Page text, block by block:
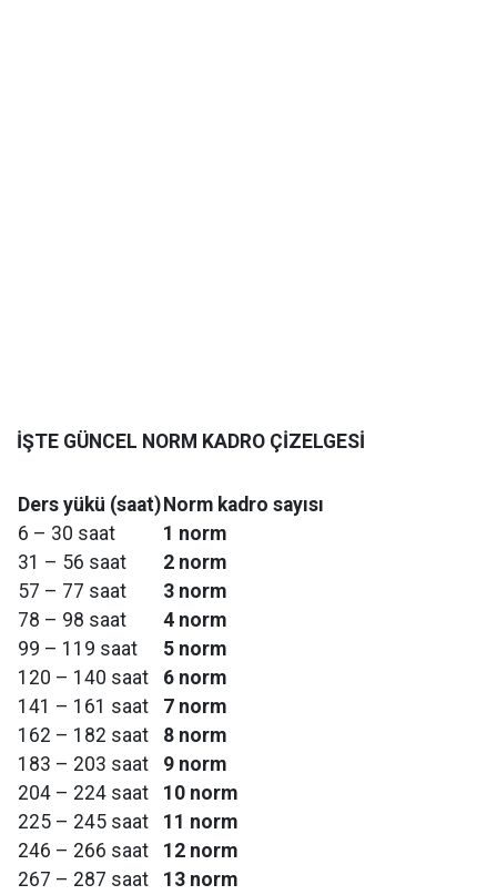
İŞTE GÜNCEL NORM KADRO ÇİZELGESİ
Ders yükü (saat) Norm kadro sayısı
6 – 30 saat
1 norm
31 – 56 saat
2 norm
57 – 77 saat
3 norm
78 – 98 saat
4 norm
99 – 119 saat
5 norm
120 – 140 saat
6 norm
141 – 161 saat
7 norm
162 – 182 saat
8 norm
183 – 203 saat
9 norm
204 – 224 saat
10 norm
225 – 245 saat
11 norm
246 – 266 saat
12 norm
267 – 287 saat
13 norm